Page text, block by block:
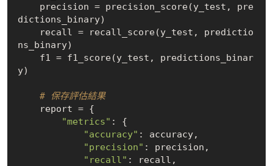
dictions_binary)
ns_binary)
y)
# 保存評估結果
"metrics" : {
"accuracy" : accuracy,
"precision" : precision,
"recall" : recall,